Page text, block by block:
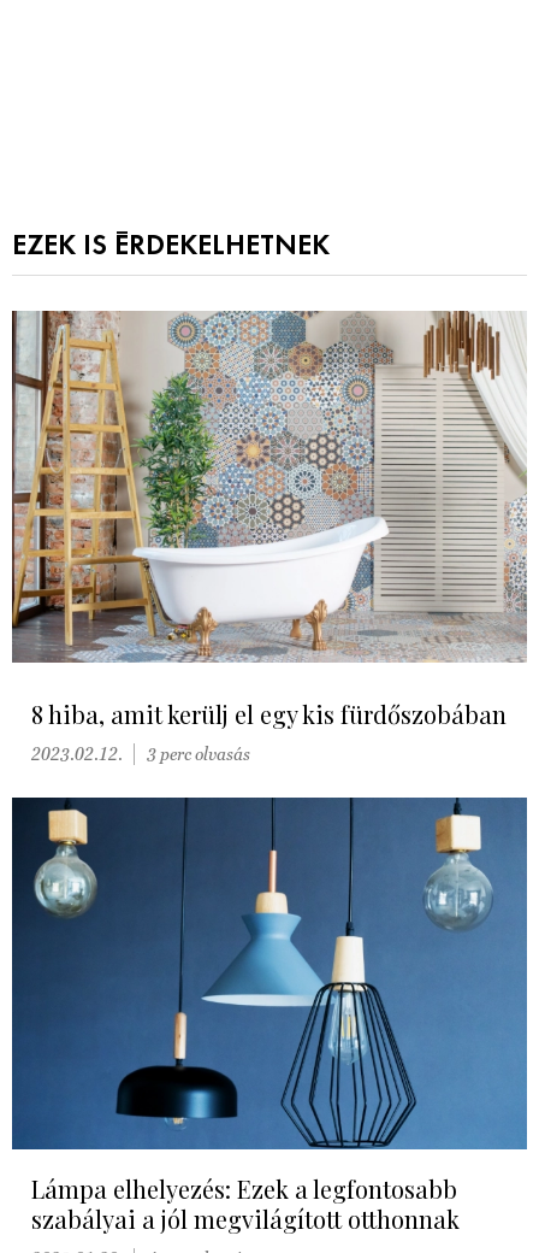
EZEK IS ÉRDEKELHETNEK
8 hiba, amit kerülj el egy kis fürdőszobában
2023.02.12. 3 perc olvasás
Lámpa elhelyezés: Ezek a legfontosabb
szabályai a jól megvilágított otthonnak